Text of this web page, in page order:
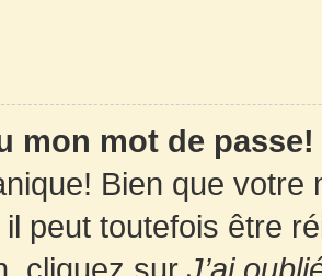
mon mot de passe!
Bien que
peut toutefois être